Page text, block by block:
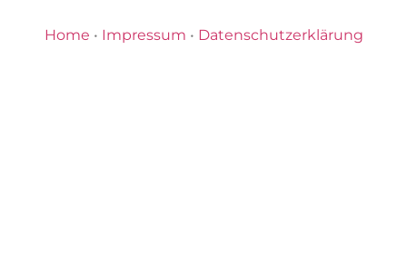
Home • Impressum • Datenschutzerklärung